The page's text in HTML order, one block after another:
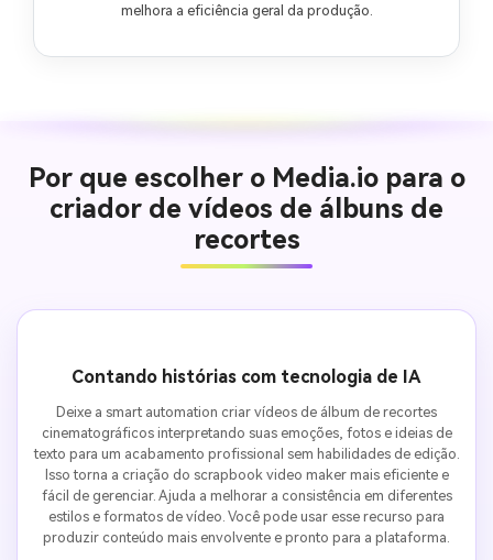
melhora a eficiência geral da produção.
Por que escolher o Media.io para o
criador de vídeos de álbuns de
recortes
Contando histórias com tecnologia de IA
Deixe a smart automation criar vídeos de álbum de recortes
cinematográficos interpretando suas emoções, fotos e ideias de
texto para um acabamento profissional sem habilidades de edição.
Isso torna a criação do scrapbook video maker mais eficiente e
fácil de gerenciar. Ajuda a melhorar a consistência em diferentes
estilos e formatos de vídeo. Você pode usar esse recurso para
produzir conteúdo mais envolvente e pronto para a plataforma.